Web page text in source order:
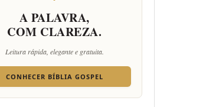
A PALAVRA,
COM CLAREZA.
Leitura rápida, elegante e gratuita.
CONHECER BÍBLIA GOSPEL